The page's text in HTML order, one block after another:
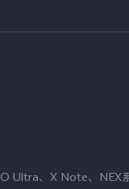
Ultra、X Note、NEX